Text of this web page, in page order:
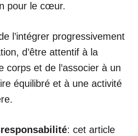
pour le cœur.
l’intégrer progressivement
d’être attentif à la
corps et de l’associer à un
équilibré et à une activité
: cet article